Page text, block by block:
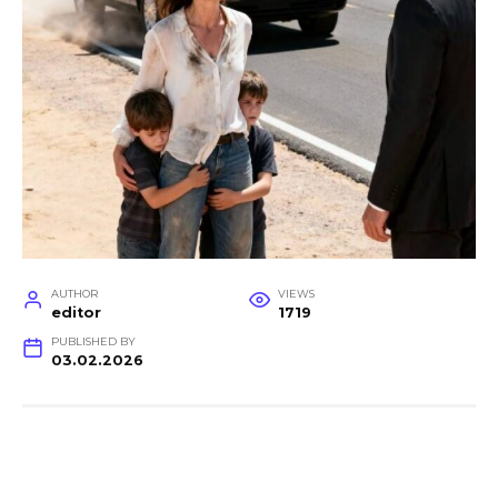
AUTHOR
editor
VIEWS
1719
PUBLISHED BY
03.02.2026